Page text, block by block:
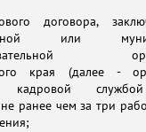
договора,
или
края (далее -
кадровой
ранее чем за три